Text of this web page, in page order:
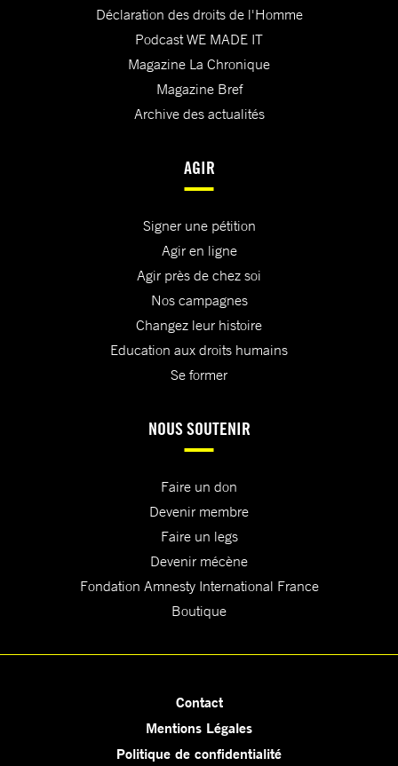
Déclaration des droits de l'Homme
Podcast WE MADE IT
Magazine La Chronique
Magazine Bref
Archive des actualités
AGIR
Signer une pétition
Agir en ligne
Agir près de chez soi
Nos campagnes
Changez leur histoire
Education aux droits humains
Se former
NOUS SOUTENIR
Faire un don
Devenir membre
Faire un legs
Devenir mécène
Fondation Amnesty International France
Boutique
Contact
Mentions Légales
Politique de confidentialité